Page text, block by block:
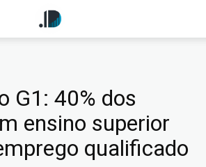
G1: 40% dos
ensino superior
qualificado